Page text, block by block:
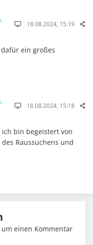
18.08.2024, 15:19
ein großes
18.08.2024, 15:18
ich bin begeistert von
Raussuchens und
um einen Kommentar